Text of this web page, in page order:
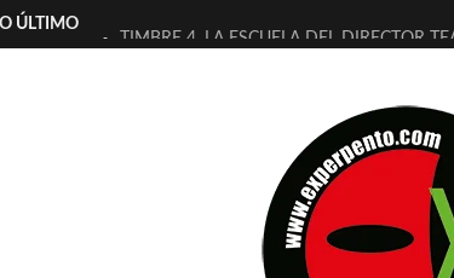
ÚLTIMO
TIMBRE 4, LA ESCUELA DEL DIRECTOR
MILITARES JUDÍAS EN #EXVITA
D’BALDOMEROS REINVENTAN
MARSHALL FLASH PRESENTA EN EXVITA
JOFRE BARDAGÍ EN EXVITA